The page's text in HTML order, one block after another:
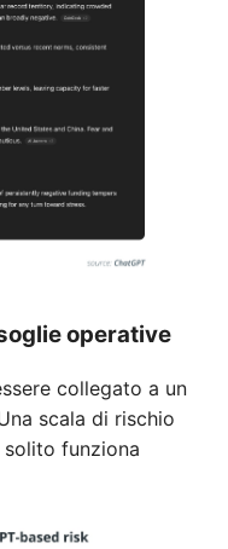
operative
collegato a un
scala di rischio
funziona